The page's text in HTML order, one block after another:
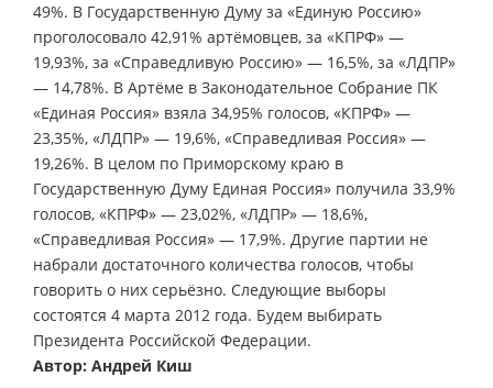
49%. В Государственную Думу за «Единую Россию»
проголосовало 42,91% артёмовцев, за «КПРФ» —
19,93%, за «Справедливую Россию» — 16,5%, за «ЛДПР»
— 14,78%. В Артёме в Законодательное Собрание ПК
«Единая Россия» взяла 34,95% голосов, «КПРФ» —
23,35%, «ЛДПР» — 19,6%, «Справедливая Россия» —
19,26%. В целом по Приморскому краю в
Государственную Думу Единая Россия» получила 33,9%
голосов, «КПРФ» — 23,02%, «ЛДПР» — 18,6%,
«Справедливая Россия» — 17,9%. Другие партии не
набрали достаточного количества голосов, чтобы
говорить о них серьёзно. Следующие выборы
состоятся 4 марта 2012 года. Будем выбирать
Президента Российской Федерации.
Автор: Андрей Киш